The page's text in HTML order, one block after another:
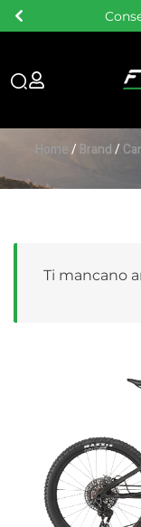
Home/ Brand/
Ti mancano